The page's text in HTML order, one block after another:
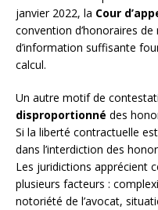
janvier 2022, la Cour
convention d’honoraires de
d’information suffisante
calcul.
Un autre motif de
disproportionné des
Si la liberté contractuelle
dans l’interdiction des
Les juridictions apprécient
plusieurs facteurs :
notoriété de l’avocat,